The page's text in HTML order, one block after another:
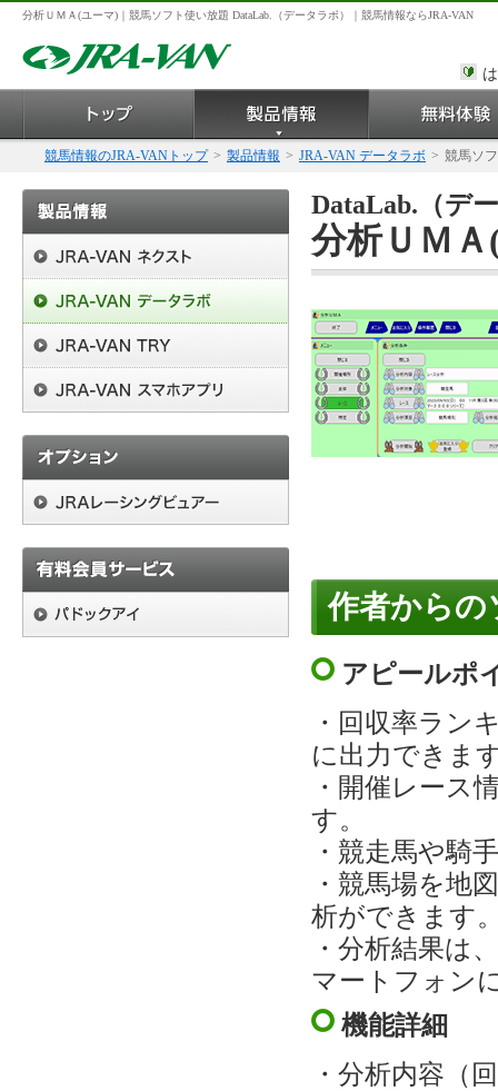
分析ＵＭＡ(ユーマ)｜競馬ソフト使い放題 DataLab.（データラボ）｜競馬情報ならJRA-VAN
競馬情報のJRA-VANトップ > 製品情報 > JRA-VAN データラボ > 競馬ソ
DataLab.（デ
分析ＵＭ
作者からの
アピールポ
・回収率ラン
に出力できま
・開催レース
す。
・競走馬や騎
・競馬場を地
析ができます
・分析結果は
マートフォン
機能詳細
・分析内容（